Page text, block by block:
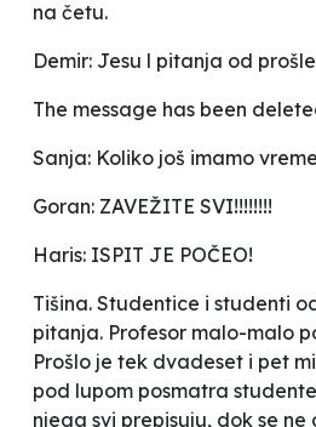
na četu.
Demir: Jesu l pitanja od
The message has been
Sanja: Koliko još imamo
Goran: ZAVEŽITE SVI!!!!!!!!
Haris: ISPIT JE POČEO!
Tišina. Studentice i studenti
pitanja. Profesor malo-malo
Prošlo je tek dvadeset i pet
pod lupom posmatra
njega svi prepisuju, dok se